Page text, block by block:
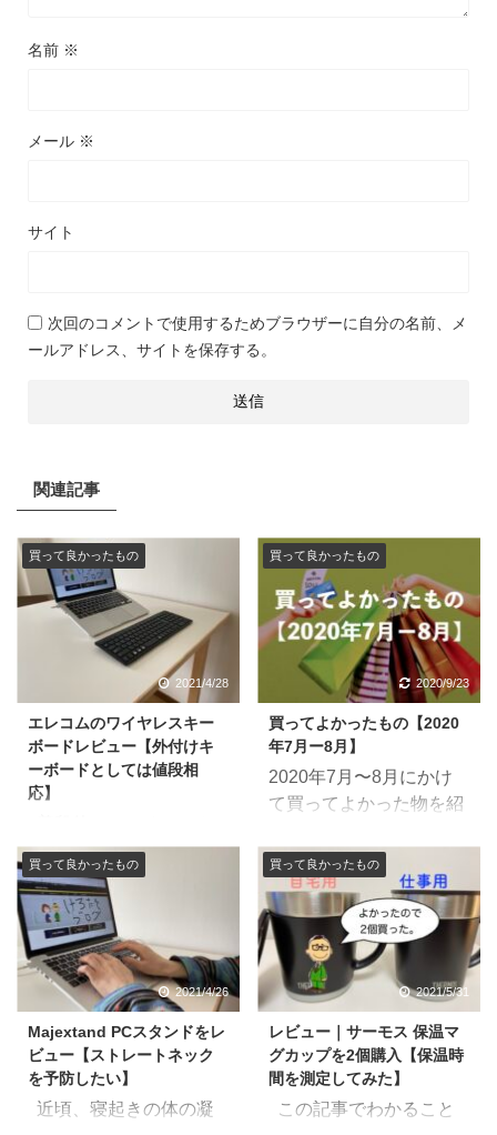
名前 ※
メール ※
サイト
次回のコメントで使用するためブラウザーに自分の名前、メ
ールアドレス、サイトを保存する。
関連記事
買って良かったもの
2021/4/28
エレコムのワイヤレスキー
ボードレビュー【外付けキ
ーボードとしては値段相
応】
PCに外付けキーボード
をつけてみたのでレビュ
ーしていく。 タイトルの
通り値段相応の商品だっ
たので、個人的な感想も
含め紹介していきたい。
僕が外付けキーボード
に求めることは下記。
Bluetoothであること テ
ンキーがあること 価格が
4,000〜5,000円以内であ
買って良かったもの
2020/9/23
買ってよかったもの【2020
年7月ー8月】
2020年7月〜8月にかけ
て買ってよかった物を紹
なかったけ？と思えるほ
ど買ってしまいました。
でも後悔しないものば
かりです。 この記事を
書いてる人 新卒から７年
間、無駄使いのしすぎで
貯金ができなかった社
畜。 Twitter（＠ケロ）
Instagram（＠ケロ） >>
買って後悔したもの【高
額な物・安い物も一緒に
買って良かったもの
2021/4/26
Majextand PCスタンドをレ
ビュー【ストレートネック
を予防したい】
近頃、寝起きの体の凝
買って良かったもの
2021/5/31
レビュー｜サーモス 保温マ
グカップを2個購入【保温時
間を測定してみた】
この記事でわかること